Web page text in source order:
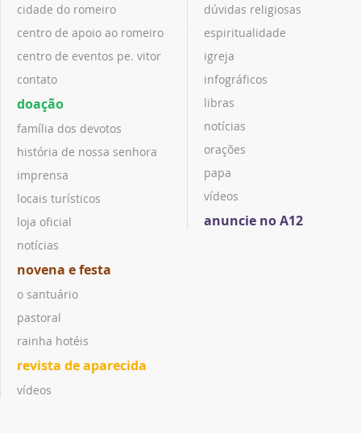
cidade do romeiro
centro de apoio ao romeiro
centro de eventos pe. vitor
contato
doação
família dos devotos
história de nossa senhora
imprensa
locais turísticos
loja oficial
notícias
novena e festa
o santuário
pastoral
rainha hotéis
revista de aparecida
vídeos
dúvidas religiosas
espiritualidade
igreja
infográficos
libras
notícias
orações
papa
vídeos
anuncie no A12